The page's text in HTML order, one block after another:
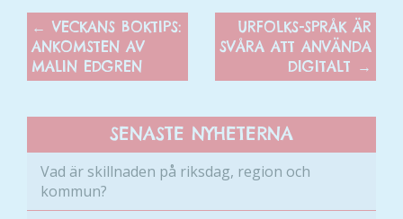
← VECKANS BOKTIPS:
ANKOMSTEN AV
MALIN EDGREN
URFOLKS-SPRÅK ÄR
SVÅRA ATT ANVÄNDA
DIGITALT →
SENASTE NYHETERNA
Vad är skillnaden på riksdag, region och
kommun?